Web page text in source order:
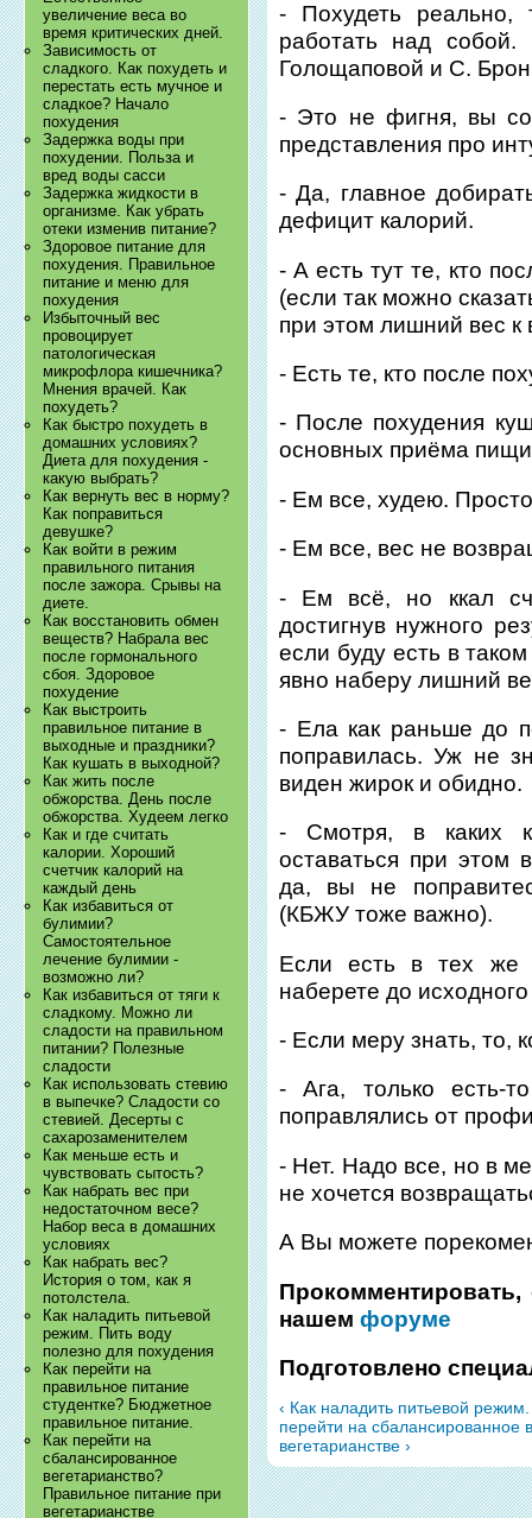
увеличение веса во
время критических дней.
Зависимость от
сладкого. Как похудеть и
перестать есть мучное и
сладкое? Начало
похудения
Задержка воды при
похудении. Польза и
вред воды сасси
Задержка жидкости в
организме. Как убрать
отеки изменив питание?
Здоровое питание для
похудения. Правильное
питание и меню для
похудения
Избыточный вес
провоцирует
патологическая
микрофлора кишечника?
Мнения врачей. Как
похудеть?
Как быстро похудеть в
домашних условиях?
Диета для похудения -
какую выбрать?
Как вернуть вес в норму?
Как поправиться
девушке?
Как войти в режим
правильного питания
после зажора. Срывы на
диете.
Как восстановить обмен
веществ? Набрала вес
после гормонального
сбоя. Здоровое
похудение
Как выстроить
правильное питание в
выходные и праздники?
Как кушать в выходной?
Как жить после
обжорства. День после
обжорства. Худеем легко
Как и где считать
калории. Хороший
счетчик калорий на
каждый день
Как избавиться от
булимии?
Самостоятельное
лечение булимии -
возможно ли?
Как избавиться от тяги к
сладкому. Можно ли
сладости на правильном
питании? Полезные
сладости
Как использовать стевию
в выпечке? Сладости со
стевией. Десерты с
сахарозаменителем
Как меньше есть и
чувствовать сытость?
Как набрать вес при
недостаточном весе?
Набор веса в домашних
условиях
Как набрать вес?
История о том, как я
потолстела.
Как наладить питьевой
режим. Пить воду
полезно для похудения
Как перейти на
правильное питание
студентке? Бюджетное
правильное питание.
Как перейти на
сбалансированное
вегетарианство?
Правильное питание при
вегетарианстве
- Похудеть реально,
работать над
Голощаповой и С.
- Это не фигня, вы
представления про
- Да, главное
дефицит калорий.
- А есть тут те, кто
(если так можно
при этом лишний вес
- Есть те, кто после
- После похудения
основных приёма
- Ем все, худею.
- Ем все, вес не
- Ем всё, но ккал
достигнув нужного
если буду есть в
явно наберу лишний
- Ела как раньше до
поправилась. Уж не
виден жирок и обидно.
- Смотря, в каких
оставаться при этом
да, вы не
(КБЖУ тоже важно).
Если есть в тех же
наберете до
- Если меру знать, то,
- Ага, только есть-
поправлялись от
- Нет. Надо все, но в
не хочется
А Вы можете
нашем форуме
Подготовлено
‹ Как наладить питьевой
перейти на сбалансированное
вегетарианстве ›